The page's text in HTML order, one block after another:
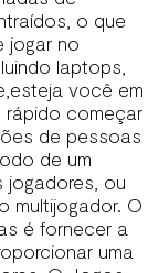
o que
jogar no
laptops,
você em
começar
de pessoas
de um
jogadores, ou
multijogador. O
é fornecer a
uma